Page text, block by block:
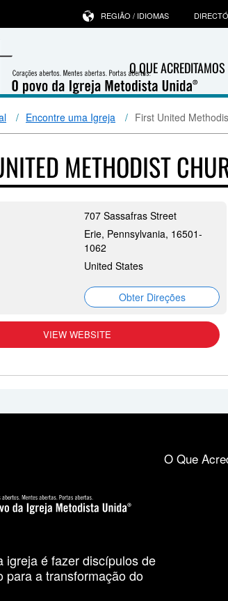
O QUE ACREDITAMOS
REGIÃO / IDIOMAS
Encontre uma Igreja First United
METHODIST
707 Sassafras Street
Erie, Pennsylvania, 16501-
1062
United States
Obter Direções
VIEW WEBSITE
igreja é fazer discípulos de
para a transformação do
O Que